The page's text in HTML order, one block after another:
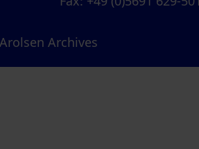
Archives